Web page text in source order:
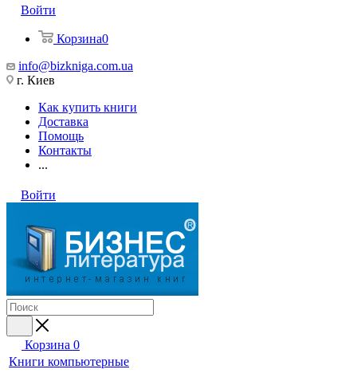
Войти
Корзина0
info@bizkniga.com.ua
г. Киев
Как купить книги
Доставка
Помощь
Контакты
...
Войти
Корзина 0
Книги компьютерные